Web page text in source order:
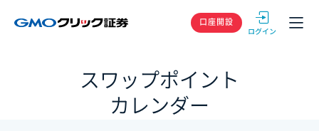
GMOクリック
口座開設
スワップポイント
カレンダー